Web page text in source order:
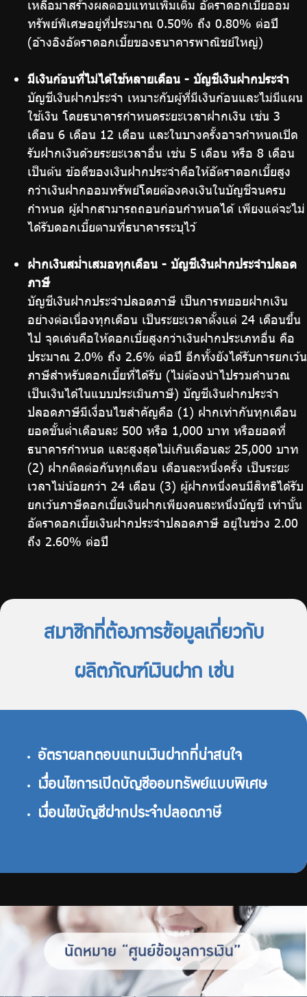
เหลือมาสร้างผลตอบแทนเพิ่มเติม อัตราดอกเบี้ยออม
ทรัพย์พิเศษอยู่ที่ประมาณ 0.50% ถึง 0.80% ต่อปี
(อ้างอิงอัตราดอกเบี้ยของธนาคารพาณิชย์ใหญ่)
มีเงินก้อนที่ไม่ได้ใช้หลายเดือน - บัญชีเงินฝากประจำ
บัญชีเงินฝากประจำ เหมาะกับผู้ที่มีเงินก้อนและไม่มีแผน
ใช้เงิน โดยธนาคารกำหนดระยะเวลาฝากเงิน เช่น 3
เดือน 6 เดือน 12 เดือน และในบางครั้งอาจกำหนดเปิด
รับฝากเงินด้วยระยะเวลาอื่น เช่น 5 เดือน หรือ 8 เดือน
เป็นต้น ข้อดีของเงินฝากประจำคือให้อัตราดอกเบี้ยสูง
กว่าเงินฝากออมทรัพย์โดยต้องคงเงินในบัญชีจนครบ
กำหนด ผู้ฝากสามารถถอนก่อนกำหนดได้ เพียงแต่จะไม่
ได้รับดอกเบี้ยตามที่ธนาคารระบุไว้
ฝากเงินสม่ำเสมอทุกเดือน - บัญชีเงินฝากประจำปลอด
ภาษี
บัญชีเงินฝากประจำปลอดภาษี เป็นการทยอยฝากเงิน
อย่างต่อเนื่องทุกเดือน เป็นระยะเวลาตั้งแต่ 24 เดือนขึ้น
ไป จุดเด่นคือให้ดอกเบี้ยสูงกว่าเงินฝากประเภทอื่น คือ
ประมาณ 2.0% ถึง 2.6% ต่อปี อีกทั้งยังได้รับการยกเว้น
ภาษีสำหรับดอกเบี้ยที่ได้รับ (ไม่ต้องนำไปรวมคำนวณ
เป็นเงินได้ในแบบประเมินภาษี) บัญชีเงินฝากประจำ
ปลอดภาษีมีเงื่อนไขสำคัญคือ (1) ฝากเท่ากันทุกเดือน
ยอดขั้นต่ำเดือนละ 500 หรือ 1,000 บาท หรือยอดที่
ธนาคารกำหนด และสูงสุดไม่เกินเดือนละ 25,000 บาท
(2) ฝากติดต่อกันทุกเดือน เดือนละหนึ่งครั้ง เป็นระยะ
เวลาไม่น้อยกว่า 24 เดือน (3) ผู้ฝากหนึ่งคนมีสิทธิได้รับ
ยกเว้นภาษีดอกเบี้ยเงินฝากเพียงคนละหนึ่งบัญชี เท่านั้น
อัตราดอกเบี้ยเงินฝากประจำปลอดภาษี อยู่ในช่วง 2.00
ถึง 2.60% ต่อปี
สมาชิกที่ต้องการข้อมูลเกี่ยวกับ
ผลิตภัณฑ์เงินฝาก เช่น
อัตราผลทตอบแทนเงินฝากที่น่าสนใจ
เงื่อนไขการเปิดบัญชีออมทรัพย์แบบพิเศษ
เงื่อนไขบัญชีฝากประจำปลอดภาษี